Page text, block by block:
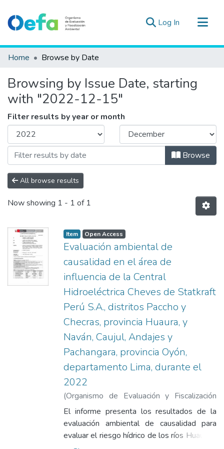
Log In (current)
Communities & Collections
Estad. Externas
Guias ▾
Home Browse by Date
Browsing by Issue Date, starting
with "2022-12-15"
Filter results by year or month
Browse
All browse results
Now showing 1 - 1 of 1
Item Open Access
Evaluación ambiental de
causalidad en el área de
influencia de la Central
Hidroeléctrica Cheves de Statkraft
Perú S.A., distritos Paccho y
Checras, provincia Huaura, y
Naván, Caujul, Andajes y
Pachangara, provincia Oyón,
departamento Lima, durante el
2022
(Organismo de Evaluación y Fiscalización
Ambiental,2022-12-15 )Organismo de
Evaluación y Fiscalización Ambiental.
Dirección de Evaluación Ambiental.
El informe presenta los resultados de la
evaluación ambiental de causalidad para
evaluar el riesgo hídrico de los ríos Huaura y